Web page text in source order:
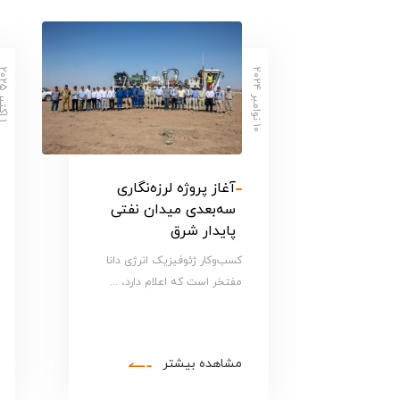
آغاز پروژه لرزه‌نگاری
سه‌بعدی میدان نفتی
پایدار شرق
کسب‌و‌کار ژئوفیزیک انرژی دانا
مفتخر است که اعلام دارد، ...
مشاهده بیشتر
۱
۰
ن
و
ا
م
ب
ر
۲
۰
۲
۴
ا
ک
ت
ب
ر
۲
۰
۲